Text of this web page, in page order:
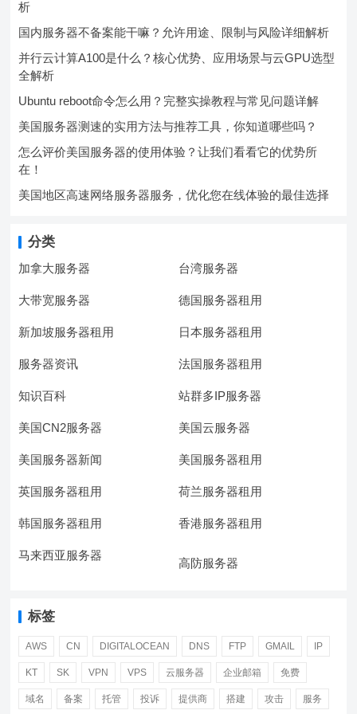
析
国内服务器不备案能干嘛？允许用途、限制与风险详细解析
并行云计算A100是什么？核心优势、应用场景与云GPU选型
全解析
Ubuntu reboot命令怎么用？完整实操教程与常见问题详解
美国服务器测速的实用方法与推荐工具，你知道哪些吗？
怎么评价美国服务器的使用体验？让我们看看它的优势所
在！
美国地区高速网络服务器服务，优化您在线体验的最佳选择
分类
加拿大服务器 台湾服务器
大带宽服务器 德国服务器租用
新加坡服务器租用 日本服务器租用
服务器资讯 法国服务器租用
知识百科 站群多IP服务器
美国CN2服务器 美国云服务器
美国服务器新闻 美国服务器租用
英国服务器租用 荷兰服务器租用
韩国服务器租用 香港服务器租用
马来西亚服务器
高防服务器
标签
AWS CN DIGITALOCEAN DNS FTP GMAIL IP
KT SK VPN VPS 云服务器 企业邮箱 免费
域名 备案 托管 投诉 提供商 搭建 攻击 服务